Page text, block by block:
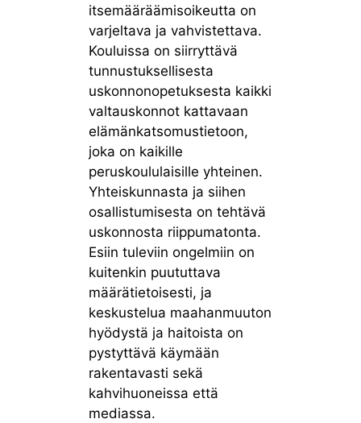
itsemääräämisoikeutta on
varjeltava ja vahvistettava.
Kouluissa on siirryttävä
tunnustuksellisesta
uskonnonopetuksesta kaikki
valtauskonnot kattavaan
elämänkatsomustietoon,
joka on kaikille
peruskoululaisille yhteinen.
Yhteiskunnasta ja siihen
osallistumisesta on tehtävä
uskonnosta riippumatonta.
Esiin tuleviin ongelmiin on
kuitenkin puututtava
määrätietoisesti, ja
keskustelua maahanmuuton
hyödystä ja haitoista on
pystyttävä käymään
rakentavasti sekä
kahvihuoneissa että
mediassa.